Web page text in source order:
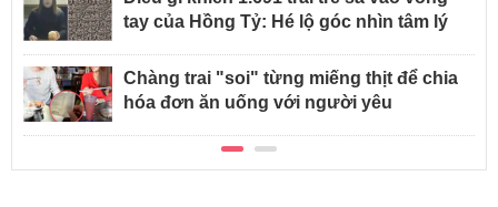
tay của Hồng Tỷ: Hé lộ góc nhìn tâm lý
Chàng trai "soi" từng miếng thịt để chia
hóa đơn ăn uống với người yêu